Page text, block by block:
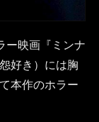
ー映画『ミンナ
好き）には胸
本作のホラー